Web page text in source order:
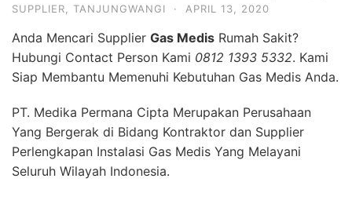
SUPPLIER
TANJUNGWANGI · APRIL 13, 2020
Anda Mencari Supplier Gas Medis Rumah Sakit?
Hubungi Contact Person Kami 0812 1393 5332. Kami
Siap Membantu Memenuhi Kebutuhan Gas Medis Anda.
PT. Medika Permana Cipta Merupakan Perusahaan
Yang Bergerak di Bidang Kontraktor dan Supplier
Perlengkapan Instalasi Gas Medis Yang Melayani
Seluruh Wilayah Indonesia.